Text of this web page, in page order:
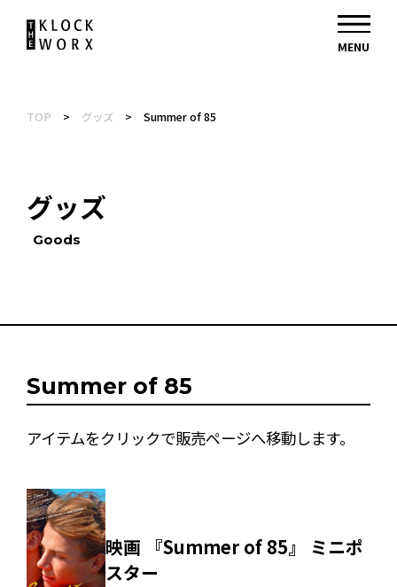
TOP > グッズ > Summer of 85
グッズ
Goods
Summer of 85
アイテムをクリックで販売ページへ移動します。
映画 『Summer of 85』 ミニポ
スター